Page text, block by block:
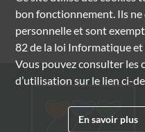
bon fonctionnement. Ils
personnelle et sont
82 de la loi Informatique et
Vous pouvez consulter les
d’utilisation sur le lien ci-
En savoir plus